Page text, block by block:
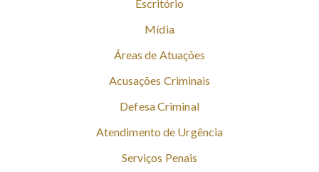
Escritório
Mídia
Áreas de Atuações
Acusações Criminais
Defesa Criminal
Atendimento de Urgência
Serviços Penais